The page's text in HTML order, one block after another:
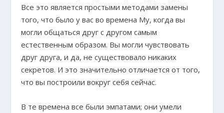
Все это является простыми методами замены
того, что было у вас во времена Му, когда вы
могли общаться друг с другом самым
естественным образом. Вы могли чувствовать
друг друга, и да, не существовало никаких
секретов. И это значительно отличается от того,
что вы построили вокруг себя сейчас.
В те времена все были эмпатами; они умели